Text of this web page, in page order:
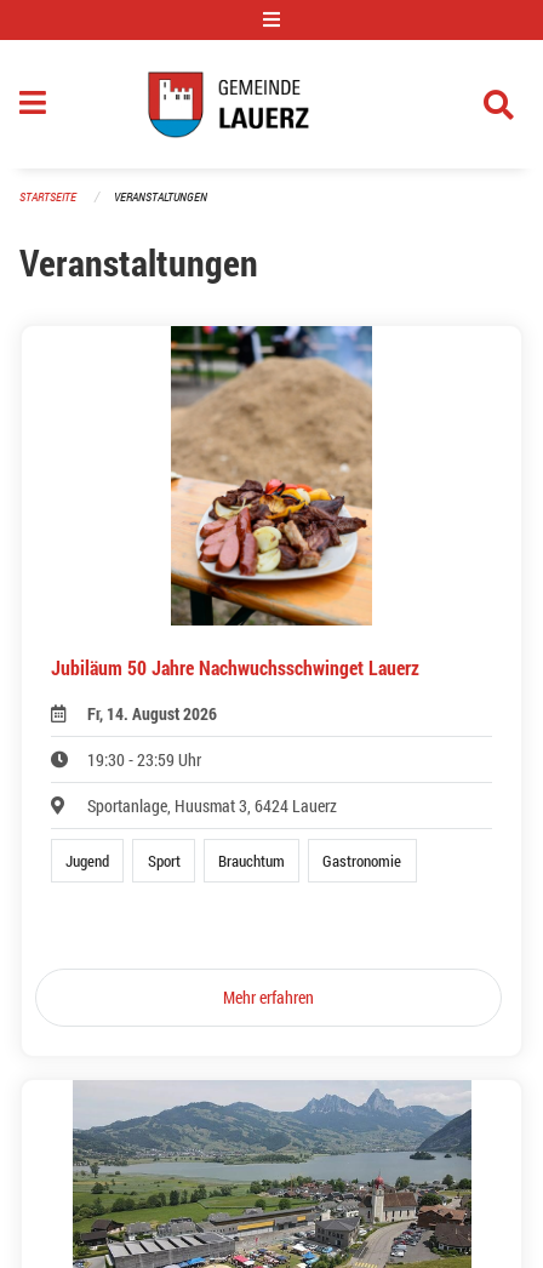
STARTSEITE VERANSTALTUNGEN
Veranstaltungen
Jubiläum 50 Jahre Nachwuchsschwinget Lauerz
Fr, 14. August 2026
19:30 - 23:59 Uhr
Sportanlage, Huusmat 3, 6424 Lauerz
Jugend Sport Brauchtum Gastronomie
Mehr erfahren